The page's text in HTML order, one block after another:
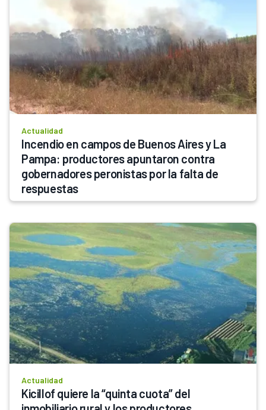
Actualidad
Incendio en campos de Buenos Aires y La
Pampa: productores apuntaron contra
gobernadores peronistas por la falta de
respuestas
Actualidad
Kicillof quiere la “quinta cuota” del